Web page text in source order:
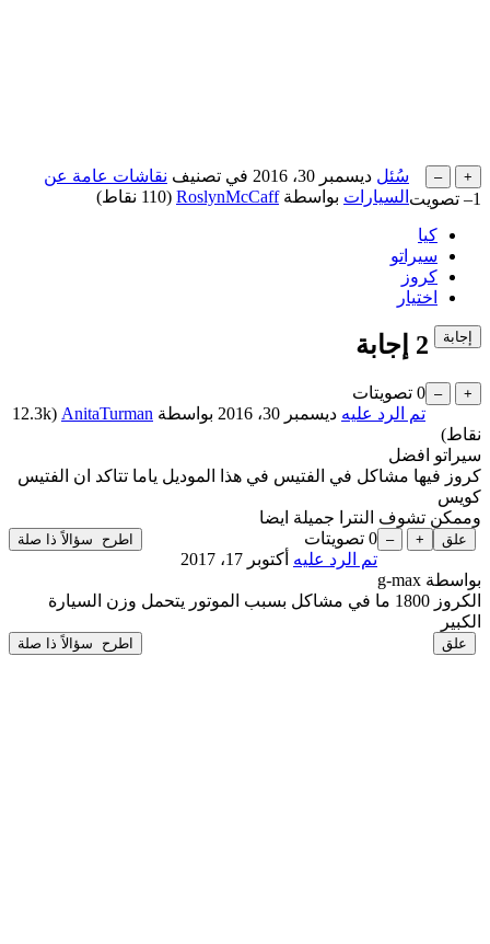
–1 تصويت
سُئل ديسمبر 30، 2016 في تصنيف نقاشات عامة عن
السيارات بواسطةRoslynMcCaff
(
110 نقاط)
كيا
سيراتو
كروز
اختيار
2 إجابة
0 تصويتات
تم الرد عليه ديسمبر 30، 2016 بواسطة AnitaTurman
(
12.3k
نقاط)
سيراتو افضل
كروز فيها مشاكل في الفتيس في هذا الموديل ياما تتاكد ان الفتيس
كويس
وممكن تشوف النترا جميلة ايضا
0 تصويتات
تم الرد عليه أكتوبر 17، 2017
بواسطة g-max
الكروز 1800 ما في مشاكل بسبب الموتور يتحمل وزن السيارة
الكبير